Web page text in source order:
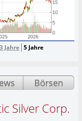
3 Jahre 5 Jahre
Börsen
Silver Corp.